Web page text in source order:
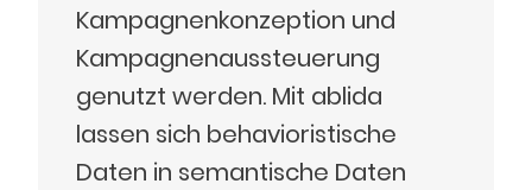
Kampagnenkonzeption und
Kampagnenaussteuerung
genutzt werden. Mit ablida
lassen sich behavioristische
Daten in semantische Daten